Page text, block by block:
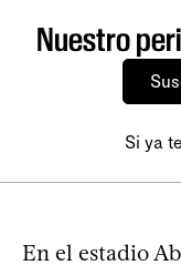
Nuestro
Si ya
En el estadio